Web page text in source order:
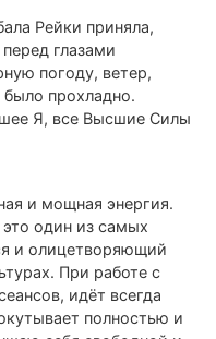
Рейки приняла,
глазами
погоду, ветер,
прохладно.
Я, все Высшие Силы
и мощная энергия.
один из самых
и олицетворяющий
При работе с
идёт всегда
полностью и